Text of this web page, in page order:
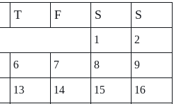
T F S S
1
2
6 7 8
9
13 14 15
16